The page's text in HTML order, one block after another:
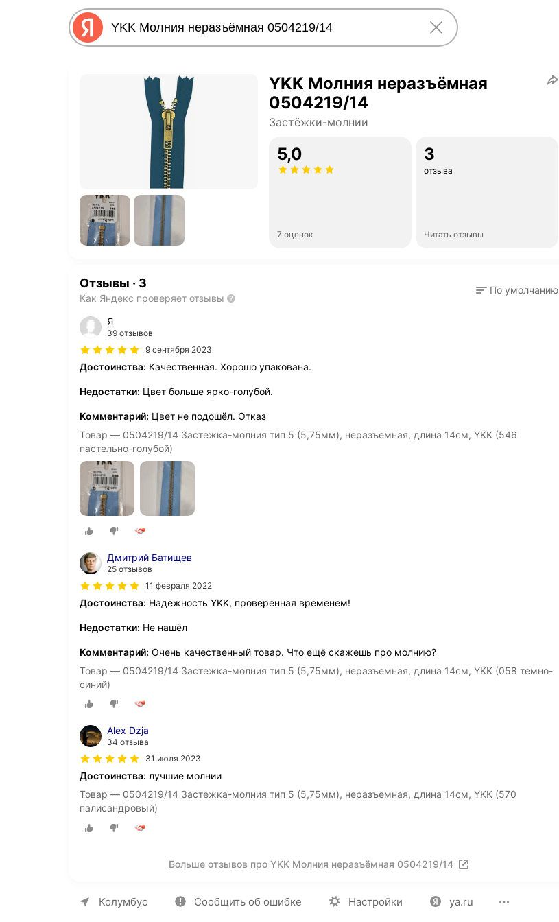
YKK Молния неразъёмная
0504219/14
Застёжки-молнии
5,0
7 оценок
3
отзыва
Читать отзывы
Отзывы · 3
Как Яндекс проверяет отзывы
По умолчанию
Я
39 отзывов
9 сентября 2023
Достоинства: Качественная. Хорошо упакована.
Недостатки: Цвет больше ярко-голубой.
Комментарий: Цвет не подошёл. Отказ
Товар — 0504219/14 Застежка-молния тип 5 (5,75мм), неразъемная, длина 14см, YKK (546
пастельно-голубой)
Дмитрий Батищев
25 отзывов
11 февраля 2022
Достоинства: Надёжность YKK, проверенная временем!
Недостатки: Не нашёл
Комментарий: Очень качественный товар. Что ещё скажешь про молнию?
Товар — 0504219/14 Застежка-молния тип 5 (5,75мм), неразъемная, длина 14см, YKK (058 темно-
синий)
Alex Dzja
34 отзыва
31 июля 2023
Достоинства: лучшие молнии
Товар — 0504219/14 Застежка-молния тип 5 (5,75мм), неразъемная, длина 14см, YKK (570
палисандровый)
Больше отзывов про YKK Молния неразъёмная 0504219/14
Колумбус Сообщить об ошибке Настройки ya.ru